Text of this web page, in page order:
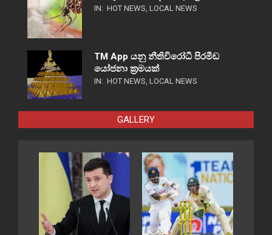
IN: HOT NEWS, LOCAL NEWS
TM App යනු නීතිවිරෝධී පිරමීඩ
යෝජනා ක්‍රමයක්
IN: HOT NEWS, LOCAL NEWS
GALLERY